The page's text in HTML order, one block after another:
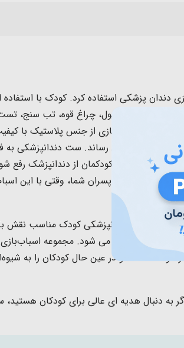
پزشکی استفاده کرد. کودک با استفاده
کپسول، آمپول، چراغ قوه، تب سنج،
و دوست داشتنی است. این ست اسباب بازی از جنس
شما آسیبی نمی رساند. ست دندانپزشکی به
ابزارهای دندانپزشکی آشنا شوند و آنها را لمس کنند و در قالب بازی با کارکرد این وسایل دندانپزشکی٬
برای دختران و پسران شما، وقتی با این
بازی ست دندانپزشکی کودک مناسب نقش
در بچه ها می شود. مجموعه
توسعه دهند و در عین حال کودکان را به
خرگوش صورتی بهترین ایده برای هدیه به کودکان بالای 3 سال است. اگر به دنبال هدیه